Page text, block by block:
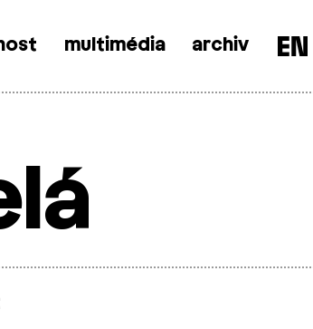
multimédia archiv